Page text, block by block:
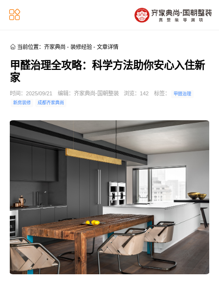

 当前位置： 齐家典尚 - 装修经验 - 文章详情
甲醛治理全攻略：科学方法助你安心入住新
家
时间：2025/09/21 编辑：齐家典尚-国朝整装 浏览： 142 标签：
甲醛治理
新房装修
成都齐家典尚